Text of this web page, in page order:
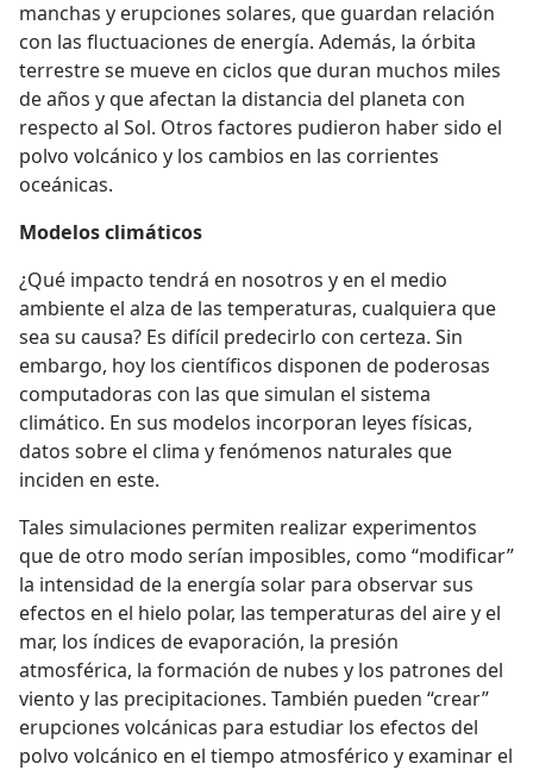
manchas y erupciones solares, que guardan relación
con las fluctuaciones de energía. Además, la órbita
terrestre se mueve en ciclos que duran muchos miles
de años y que afectan la distancia del planeta con
respecto al Sol. Otros factores pudieron haber sido el
polvo volcánico y los cambios en las corrientes
oceánicas.
Modelos climáticos
¿Qué impacto tendrá en nosotros y en el medio
ambiente el alza de las temperaturas, cualquiera que
sea su causa? Es difícil predecirlo con certeza. Sin
embargo, hoy los científicos disponen de poderosas
computadoras con las que simulan el sistema
climático. En sus modelos incorporan leyes físicas,
datos sobre el clima y fenómenos naturales que
inciden en este.
Tales simulaciones permiten realizar experimentos
que de otro modo serían imposibles, como “modificar”
la intensidad de la energía solar para observar sus
efectos en el hielo polar, las temperaturas del aire y el
mar, los índices de evaporación, la presión
atmosférica, la formación de nubes y los patrones del
viento y las precipitaciones. También pueden “crear”
erupciones volcánicas para estudiar los efectos del
polvo volcánico en el tiempo atmosférico y examinar el